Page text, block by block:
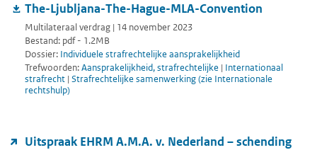
The-Ljubljana-The-Hague-MLA-Convention
Multilateraal verdrag | 14 november 2023
Bestand: pdf - 1.2MB
Dossier: Individuele strafrechtelijke aansprakelijkheid
Trefwoorden:Aansprakelijkheid, strafrechtelijke | Internationaal
strafrecht | Strafrechtelijke samenwerking (zie Internationale
rechtshulp)
Uitspraak EHRM A.M.A. v. Nederland – schending